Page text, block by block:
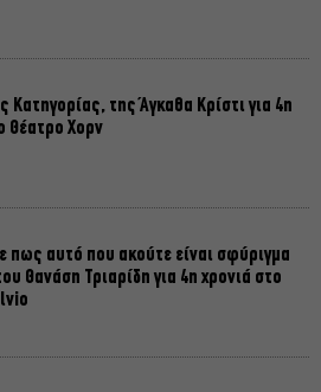
Κατηγορίας, της Άγκαθα Κρίστι για 4η
Θέατρο Χορν
πως αυτό που ακούτε είναι σφύριγμα
Θανάση Τριαρίδη για 4η χρονιά στο